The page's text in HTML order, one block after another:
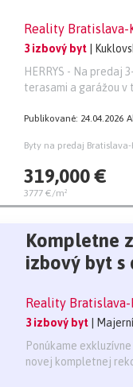
Reality Bratislava-
3 izbový byt |
HERRYS - Na predaj
terasami a garážou v
Publikované: 24.04.2026
Byty na predaj
319,000 €
3777 €/m²
Kompletne
izbový byt
Reality Bratislava-
3 izbový byt |
Ponúkame
novej kompletnej